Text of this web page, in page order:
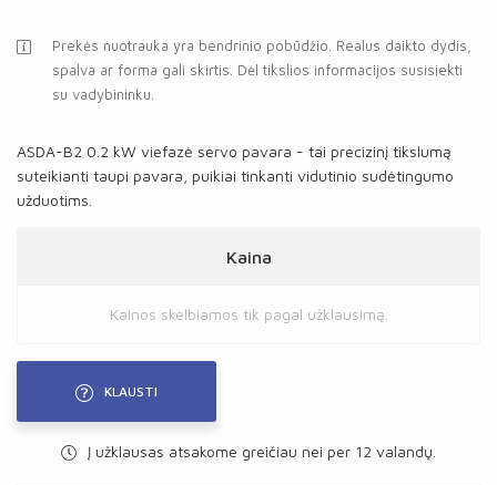
Prekės nuotrauka yra bendrinio pobūdžio. Realus daikto dydis,
spalva ar forma gali skirtis. Dėl tikslios informacijos susisiekti
su vadybininku.
ASDA-B2 0.2 kW viefazė servo pavara - tai precizinį tikslumą
suteikianti taupi pavara, puikiai tinkanti vidutinio sudėtingumo
užduotims.
Kaina
Kainos skelbiamos tik pagal užklausimą.
KLAUSTI
Į užklausas atsakome greičiau nei per 12 valandų.